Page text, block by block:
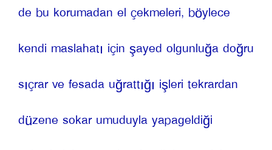
de bu korumadan el çekmeleri, böylece
kendi maslahatı için şayed olgunluğa doğru
sıçrar ve fesada uğrattığı işleri tekrardan
düzene sokar umuduyla yapageldiği